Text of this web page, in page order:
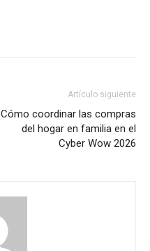
Artículo siguiente
Cómo coordinar las compras
del hogar en familia en el
Cyber Wow 2026